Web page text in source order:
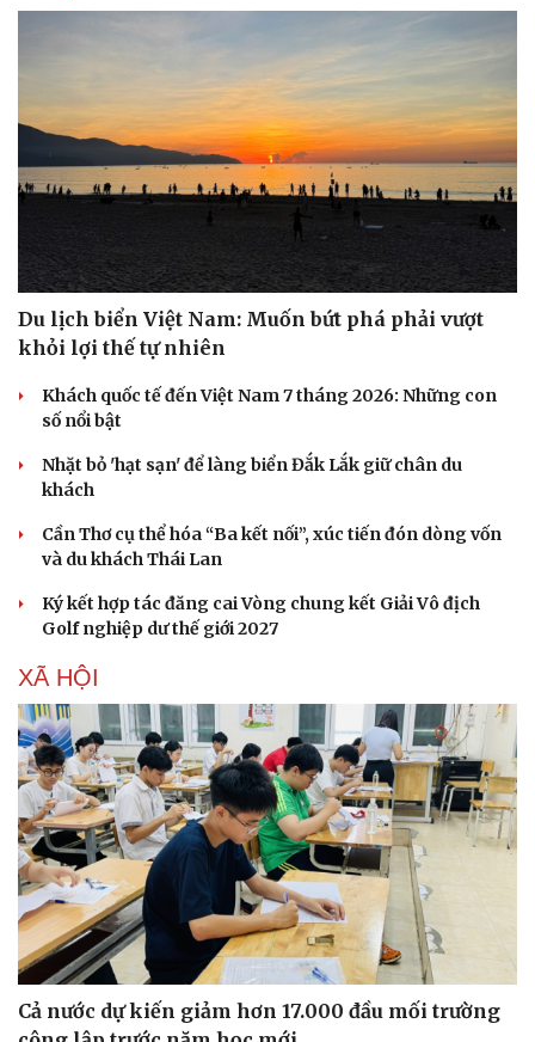
Doanh nghiệp
Thông tin doanh nghiệp
Doanh nghiệp 24h
Doanh nhân
Vì cộng đồng
Công nghệ
Sành điệu
Tin Công nghệ
Trải nghiệm
Chuyển đổi số
Du lịch biển Việt Nam: Muốn bứt phá phải vượt
khỏi lợi thế tự nhiên
Khách quốc tế đến Việt Nam 7 tháng 2026: Những con
số nổi bật
Nhặt bỏ 'hạt sạn' để làng biển Đắk Lắk giữ chân du
khách
Cần Thơ cụ thể hóa “Ba kết nối”, xúc tiến đón dòng vốn
và du khách Thái Lan
Ký kết hợp tác đăng cai Vòng chung kết Giải Vô địch
Golf nghiệp dư thế giới 2027
XÃ HỘI
Cả nước dự kiến giảm hơn 17.000 đầu mối trường